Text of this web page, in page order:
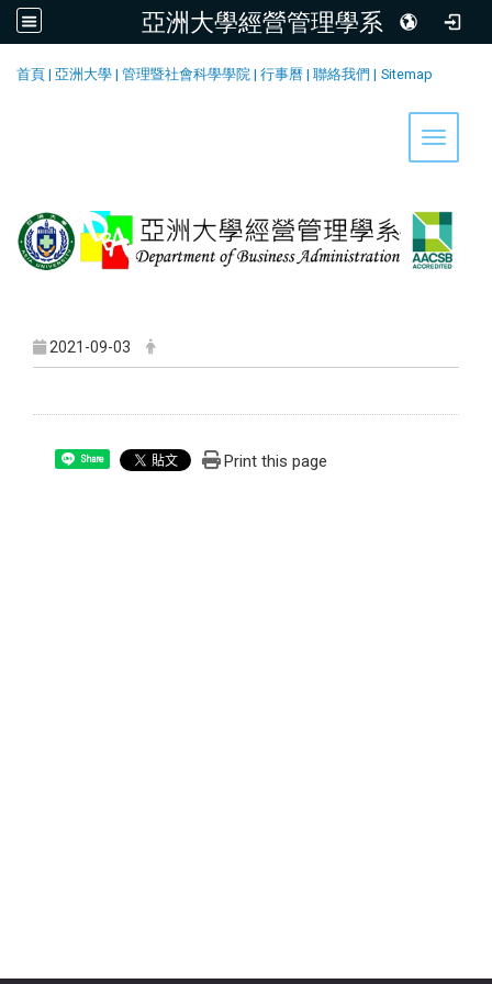
亞洲大學經營管理學系
首頁 | 亞洲大學 | 管理暨社會科學學院 | 行事曆 | 聯絡我們 | Sitemap
Toggle
2021-09-03
Share Print this page